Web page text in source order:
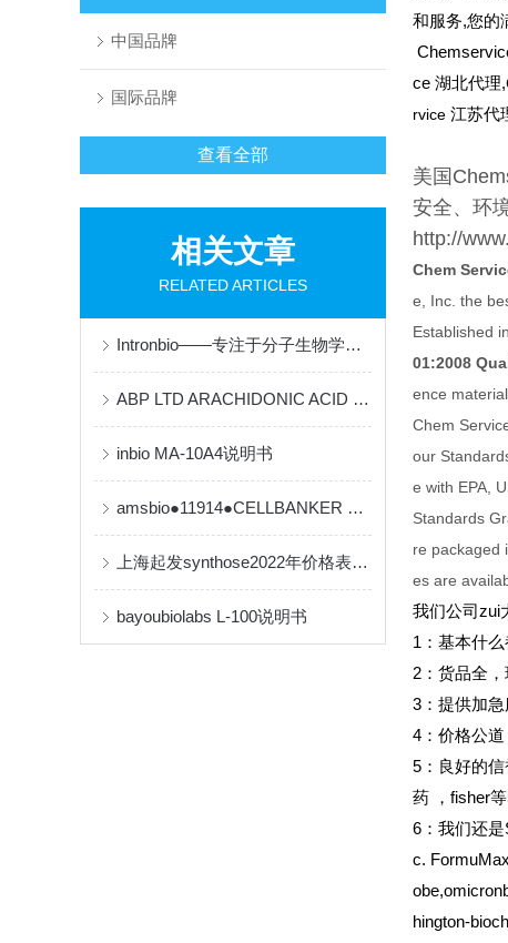
中国品牌
国际品牌
查看全部
相关文章
RELATED ARTICLES
Intronbio——专注于分子生物学和诊断产品
ABP LTD ARACHIDONIC ACID 说明书
inbio MA-10A4说明书
amsbio●11914●CELLBANKER 2 细胞冻存液【产品说明书】
上海起发synthose2022年价格表，欢迎订购！
bayoubiolabs L-100说明书
和服务,您的
ce 湖北代理,
rvice 江苏代
美国
安全、环
http://
Chem
e, Inc. the
Established
01:2008
ence
Chem
our
e with EPA,
Standards
re packaged
es are
我们公司zui
1 ：基本什
2 ：货品全
3 ：提供加
4 ：价格公
5 ：良好的
药
，fisher
6 ：我们还
c.
hington-